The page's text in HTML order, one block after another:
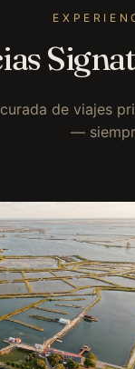
de viajes
—